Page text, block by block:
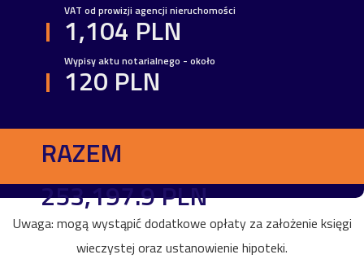
VAT od prowizji agencji nieruchomości
1,104 PLN
Wypisy aktu notarialnego - około
120 PLN
RAZEM
253,197.9 PLN
Uwaga: mogą wystąpić dodatkowe opłaty za założenie księgi
wieczystej oraz ustanowienie hipoteki.